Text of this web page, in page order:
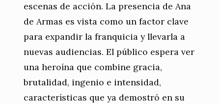
escenas de acción. La presencia de Ana
de Armas es vista como un factor clave
para expandir la franquicia y llevarla a
nuevas audiencias. El público espera ver
una heroína que combine gracia,
brutalidad, ingenio e intensidad,
características que ya demostró en su